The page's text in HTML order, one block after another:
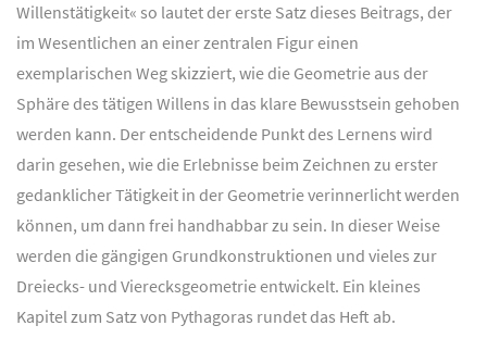
Willenstätigkeit« so lautet der erste Satz dieses Beitrags, der
im Wesentlichen an einer zentralen Figur einen
exemplarischen Weg skizziert, wie die Geometrie aus der
Sphäre des tätigen Willens in das klare Bewusstsein gehoben
werden kann. Der entscheidende Punkt des Lernens wird
darin gesehen, wie die Erlebnisse beim Zeichnen zu erster
gedanklicher Tätigkeit in der Geometrie verinnerlicht werden
können, um dann frei handhabbar zu sein. In dieser Weise
werden die gängigen Grundkonstruktionen und vieles zur
Dreiecks- und Vierecksgeometrie entwickelt. Ein kleines
Kapitel zum Satz von Pythagoras rundet das Heft ab.